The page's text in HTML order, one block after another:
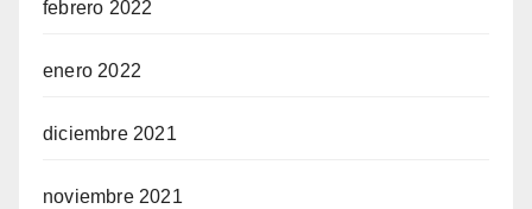
febrero 2022
enero 2022
diciembre 2021
noviembre 2021